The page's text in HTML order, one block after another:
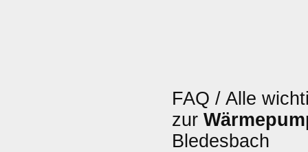
FAQ / Alle
zur
Bledesbach